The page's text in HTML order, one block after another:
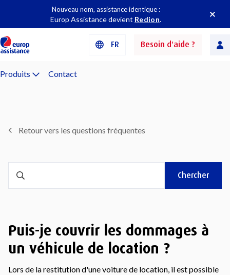
Nouveau nom, assistance identique :
Europ Assistance devient Redion.
FR Besoin d'aide ?
Produits Contact
Retour vers les questions fréquentes
Chercher
Puis-je couvrir les dommages à
un véhicule de location ?
Lors de la restitution d'une voiture de location, il est possible